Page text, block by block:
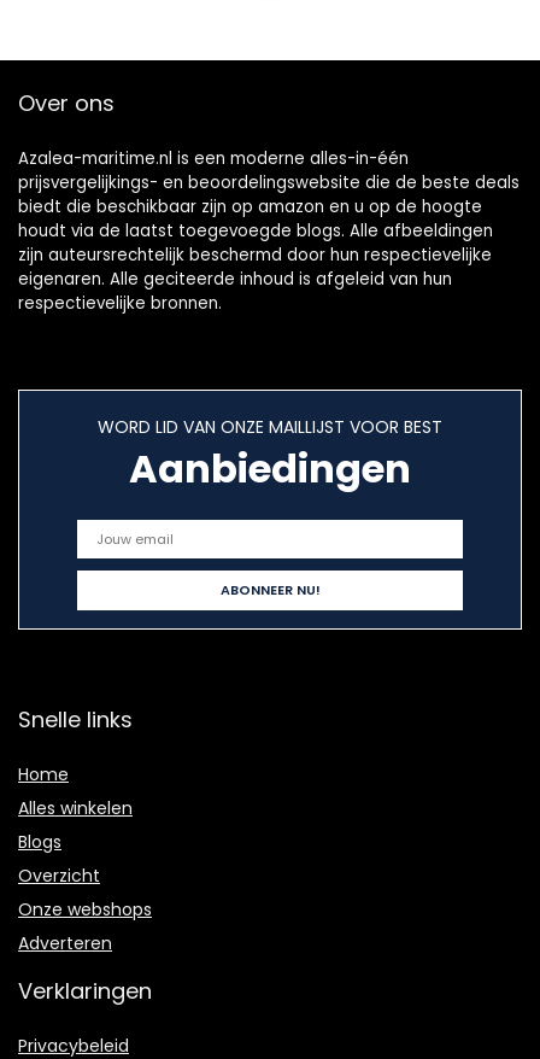
Over ons
Azalea-maritime.nl is een moderne alles-in-één
prijsvergelijkings- en beoordelingswebsite die de beste deals
biedt die beschikbaar zijn op amazon en u op de hoogte
houdt via de laatst toegevoegde blogs. Alle afbeeldingen
zijn auteursrechtelijk beschermd door hun respectievelijke
eigenaren. Alle geciteerde inhoud is afgeleid van hun
respectievelijke bronnen.
WORD LID VAN ONZE MAILLIJST VOOR BEST
Aanbiedingen
Snelle links
Home
Alles winkelen
Blogs
Overzicht
Onze webshops
Adverteren
Verklaringen
Privacybeleid